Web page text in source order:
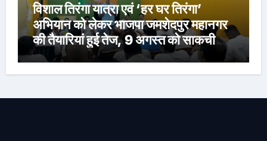
विशाल तिरंगा यात्रा एवं ‘हर घर तिरंगा’
अभियान को लेकर भाजपा जमशेदपुर महानगर
की तैयारियां हुई तेज, 9 अगस्त को साकची
नेताजी सुभाष मैदान से निकलेगी विशाल तिरंगा
यात्रा